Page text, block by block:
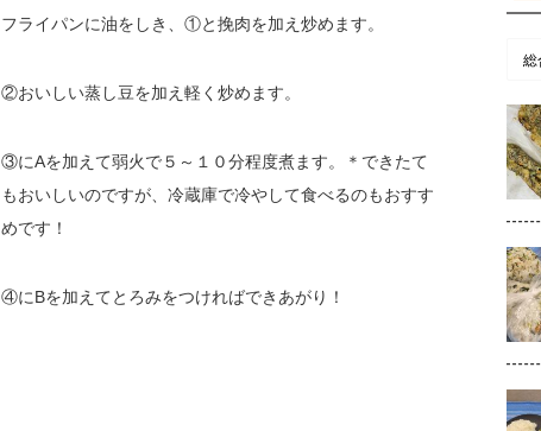
フライパンに油をしき、①と挽肉を加え炒めます。
②おいしい蒸し豆を加え軽く炒めます。
③にAを加えて弱火で５～１０分程度煮ます。＊できたて
もおいしいのですが、冷蔵庫で冷やして食べるのもおすす
めです！
④にBを加えてとろみをつければできあがり！